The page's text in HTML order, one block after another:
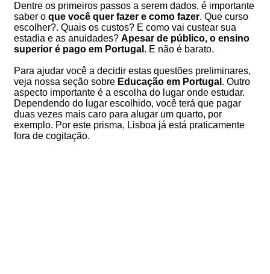
Dentre os primeiros passos a serem dados, é importante
saber o que você quer fazer e como fazer. Que curso
escolher?. Quais os custos? E como vai custear sua
estadia e as anuidades? Apesar de público, o ensino
superior é pago em Portugal . E não é barato.
Para ajudar você a decidir estas questões preliminares,
veja nossa seção sobre Educação em Portugal . Outro
aspecto importante é a escolha do lugar onde estudar.
Dependendo do lugar escolhido, você terá que pagar
duas vezes mais caro para alugar um quarto, por
exemplo. Por este prisma, Lisboa já está praticamente
fora de cogitação.